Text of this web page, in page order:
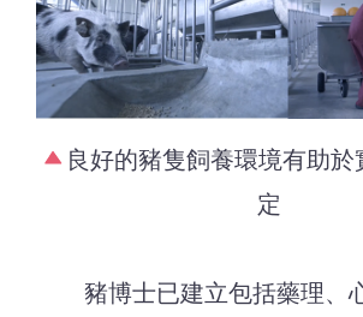
良好的豬隻飼養環境有助
定
豬博士已建立包括藥理、